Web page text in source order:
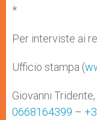
*
Per interviste ai
Ufficio stampa (
Giovanni Tridente,
0668164399 –